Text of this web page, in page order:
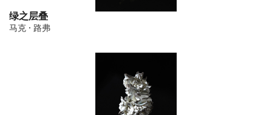
绿之层叠
马克 · 路弗